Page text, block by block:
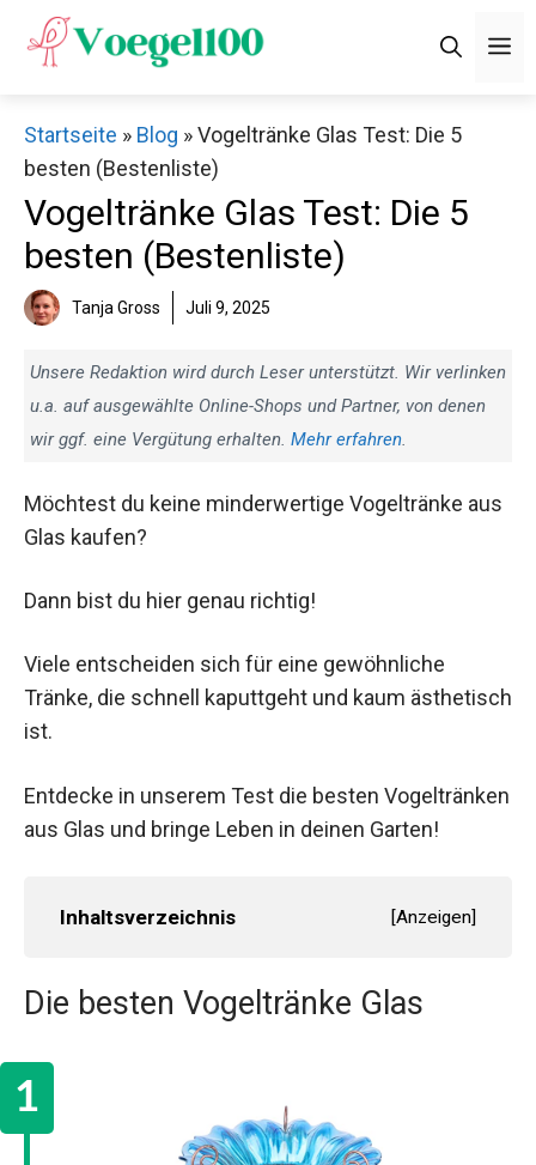
Inhalt
Startseite » Blog »Vogeltränke Glas Test: Die 5
besten (Bestenliste)
Vogeltränke Glas Test: Die 5
besten (Bestenliste)
Tanja Gross Juli 9, 2025
Unsere Redaktion wird durch Leser unterstützt. Wir verlinken
u.a. auf ausgewählte Online-Shops und Partner, von denen
wir ggf. eine Vergütung erhalten. Mehr erfahren.
Möchtest du keine minderwertige Vogeltränke aus
Glas kaufen?
Dann bist du hier genau richtig!
Viele entscheiden sich für eine gewöhnliche
Tränke, die schnell kaputtgeht und kaum ästhetisch
ist.
Entdecke in unserem Test die besten Vogeltränken
aus Glas und bringe Leben in deinen Garten!
Inhaltsverzeichnis [Anzeigen]
Die besten Vogeltränke Glas